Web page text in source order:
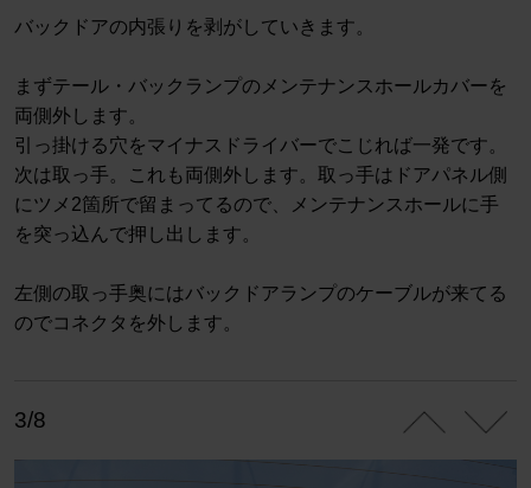
バックドアの内張りを剥がしていきます。
まずテール・バックランプのメンテナンスホールカバーを
両側外します。
引っ掛ける穴をマイナスドライバーでこじれば一発です。
次は取っ手。これも両側外します。取っ手はドアパネル側
にツメ2箇所で留まってるので、メンテナンスホールに手
を突っ込んで押し出します。
左側の取っ手奥にはバックドアランプのケーブルが来てる
のでコネクタを外します。
3/8